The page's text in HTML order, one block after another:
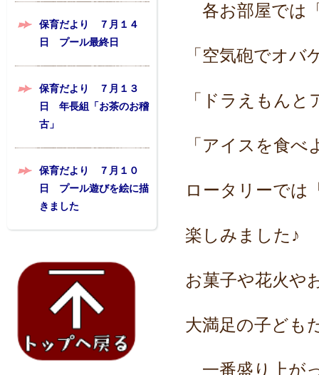
保育だより ７月１４
日 プール最終日
保育だより ７月１３
日 年長組「お茶のお稽
古」
保育だより ７月１０
日 プール遊びを絵に描
きました
各お部屋では
「空気砲でオ
「ドラえもん
「アイスを食べ
ロータリーでは
楽しみました♪
お菓子や花火や
大満足の子ども
一番盛り上が